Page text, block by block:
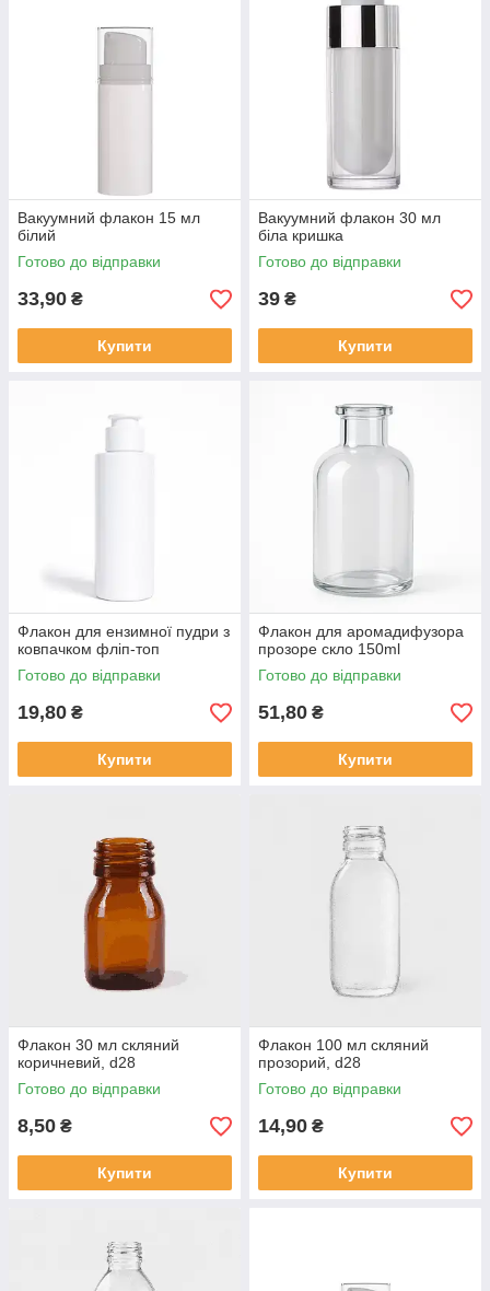
Вакуумний флакон 15 мл
білий
Готово до відправки
33,90 ₴
Купити
Вакуумний флакон 30 мл
біла кришка
Готово до відправки
39 ₴
Купити
Флакон для ензимної пудри з
ковпачком фліп-топ
Готово до відправки
19,80 ₴
Купити
Флакон для аромадифузора
прозоре скло 150ml
Готово до відправки
51,80 ₴
Купити
Флакон 30 мл скляний
коричневий, d28
Готово до відправки
8,50 ₴
Купити
Флакон 100 мл скляний
прозорий, d28
Готово до відправки
14,90 ₴
Купити